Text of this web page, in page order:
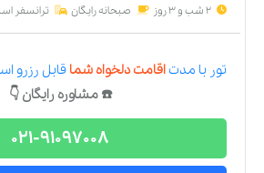
2 شب و 3 روز صبحانه رایگان ترانسفر
تور با مدتاقامت دلخواه شما قابل رزرو
☎️ مشاوره رایگان 👇
021-91097008